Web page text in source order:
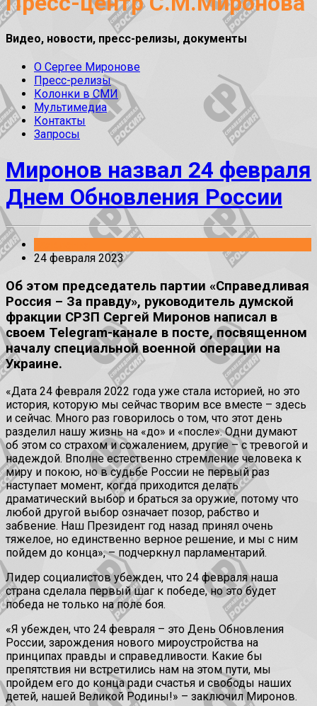
Видео, новости, пресс-релизы, документы
О Сергее Миронове
Пресс-релизы
Колонки в СМИ
Мультимедиа
Контакты
Запросы
Миронов назвал 24 февраля
Днем Обновления России
24 февраля 2023
Об этом председатель партии «Справедливая
Россия – За правду», руководитель думской
фракции СРЗП Сергей Миронов написал в
своем Telegram-канале в посте, посвященном
началу специальной военной операции на
Украине.
«Дата 24 февраля 2022 года уже стала историей, но это
история, которую мы сейчас творим все вместе – здесь
и сейчас. Много раз говорилось о том, что этот день
разделил нашу жизнь на «до» и «после». Одни думают
об этом со страхом и сожалением, другие – с тревогой и
надеждой. Вполне естественно стремление человека к
миру и покою, но в судьбе России не первый раз
наступает момент, когда приходится делать
драматический выбор и браться за оружие, потому что
любой другой выбор означает позор, рабство и
забвение. Наш Президент год назад принял очень
тяжелое, но единственно верное решение, и мы с ним
пойдем до конца», – подчеркнул парламентарий.
Лидер социалистов убежден, что 24 февраля наша
страна сделала первый шаг к победе, но это будет
победа не только на поле боя.
«Я убежден, что 24 февраля – это День Обновления
России, зарождения нового мироустройства на
принципах правды и справедливости. Какие бы
препятствия ни встретились нам на этом пути, мы
пройдем его до конца ради счастья и свободы наших
детей, нашей Великой Родины!» – заключил Миронов.